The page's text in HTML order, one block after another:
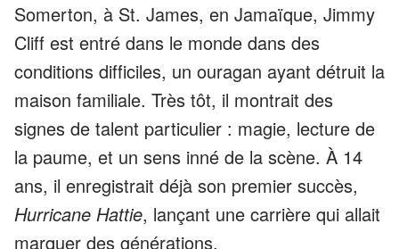
Somerton, à St. James, en Jamaïque, Jimmy
Cliff est entré dans le monde dans des
conditions difficiles, un ouragan ayant détruit la
maison familiale. Très tôt, il montrait des
signes de talent particulier : magie, lecture de
la paume, et un sens inné de la scène. À 14
ans, il enregistrait déjà son premier succès,
Hurricane Hattie, lançant une carrière qui allait
marquer des générations.